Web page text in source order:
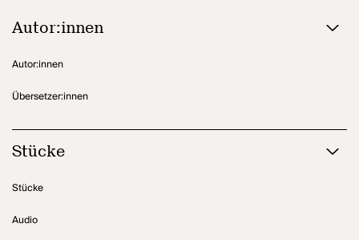
Autor:innen
Autor:innen
Übersetzer:innen
Stücke
Stücke
Audio